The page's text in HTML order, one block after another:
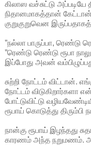
கிலாஸ வச்சுட்டு
நிதானமாகத்தான்
குறுகுறுவென
”நல்லா பாருப்பா, ரெண்டு
”ரெண்டு ரெண்டு ரூபா
இப்போது அவன்
சுற்றி நோட்டம் விட்டான்.
நோட்டம் விடுகிறார்களா
போட்டுவிட்டு
ரூபாய் கொடுத்து திரும்பி
நான்கு ரூபாய் இழந்தது
காரணம் அந்த நறுமணம்.